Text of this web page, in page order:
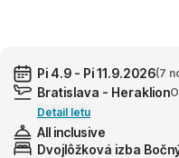
Pi 4.9 - Pi 11.9.2026(7
Bratislava - Heraklion
Detail letu
All inclusive
Dvojlôžková izba